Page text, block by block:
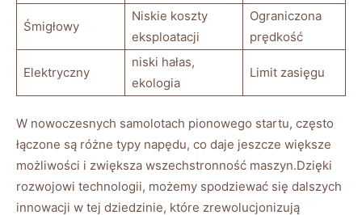
Śmigłowy
Niskie koszty
eksploatacji
Ograniczona
prędkość
Elektryczny
niski hałas,
ekologia
Limit zasięgu
W nowoczesnych samolotach pionowego startu, często​
łączone⁢ są różne​ typy napędu, ⁣co⁣ daje jeszcze większe‍
możliwości i zwiększa wszechstronność⁣ maszyn.Dzięki
rozwojowi technologii, możemy‍ spodziewać​ się⁣ dalszych
innowacji w tej​ dziedzinie, które zrewolucjonizują